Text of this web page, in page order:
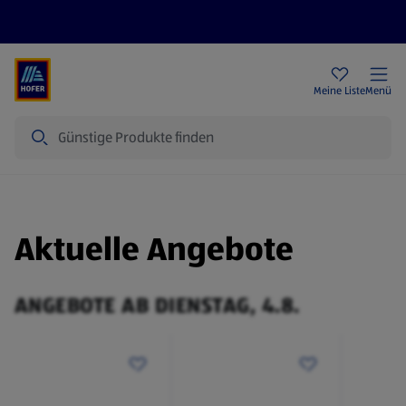
Meine ListeMenü
Aktuelle Angebote
ANGEBOTE AB DIENSTAG, 4.8.